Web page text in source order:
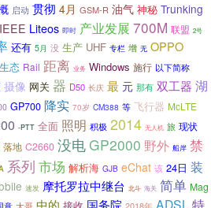
启动 贯彻 4月 GSM-R 油气 神秘 Trunking
IEEE Liteos 即时 产业发展 700M 联盟 2号
还有 5月 没 生产 UHF 专栏 增 无 OPPO
生态 Rail 距离 业务 Windows 施行 以下简称
摄像 网关 器 D50 长庆 最 元 那有 双工器 湖
GP700 降实 70岁 CM388 等 飞行器 McLTE
-PTT 全面 照明 积极 2014 无人机 旅 现状
落地 C2660 没电GP2000 野外 船岸 禁
系列 市场 解析海 GJB eChat 该 24日 装
速发 摩托罗拉中继台 北斗 海关 简单 Mag
中的 国务院 ADSL